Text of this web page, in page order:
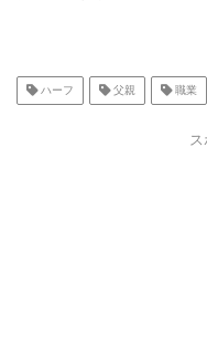
ハーフ 父親 職業
ス